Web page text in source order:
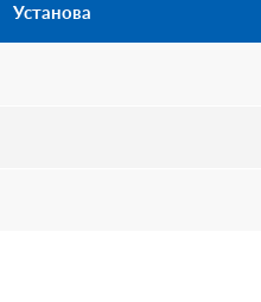
Установа